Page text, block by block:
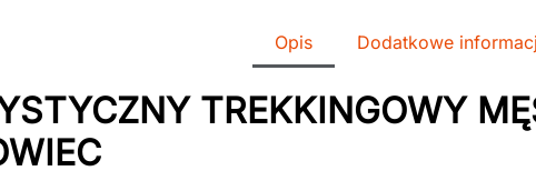
Opis Dodatkowe
TREKKINGOWY